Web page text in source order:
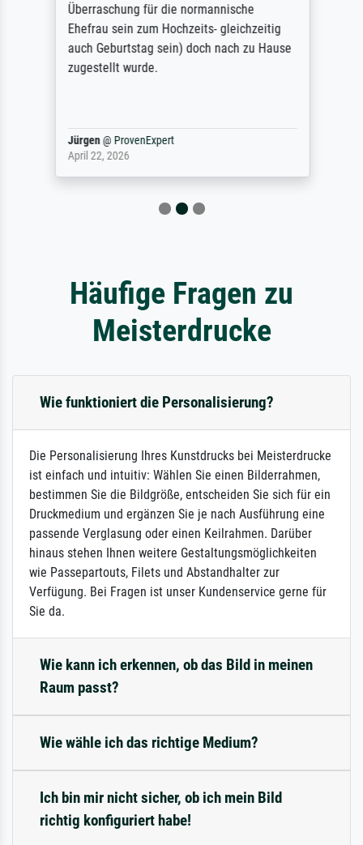
Überraschung für die normannische
Ehefrau sein zum Hochzeits- gleichzeitig
auch Geburtstag sein) doch nach zu Hause
zugestellt wurde.
Jürgen@ ProvenExpert
April 22, 2026
Häufige Fragen zu
Meisterdrucke
Wie funktioniert die Personalisierung?
Die Personalisierung Ihres Kunstdrucks bei Meisterdrucke
ist einfach und intuitiv: Wählen Sie einen Bilderrahmen,
bestimmen Sie die Bildgröße, entscheiden Sie sich für ein
Druckmedium und ergänzen Sie je nach Ausführung eine
passende Verglasung oder einen Keilrahmen. Darüber
hinaus stehen Ihnen weitere Gestaltungsmöglichkeiten
wie Passepartouts, Filets und Abstandhalter zur
Verfügung. Bei Fragen ist unser Kundenservice gerne für
Sie da.
Wie kann ich erkennen, ob das Bild in meinen
Raum passt?
Wie wähle ich das richtige Medium?
Ich bin mir nicht sicher, ob ich mein Bild
richtig konfiguriert habe!